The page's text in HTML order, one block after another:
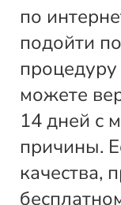
по
подойти
можете
14 дней с
причины.
качества,